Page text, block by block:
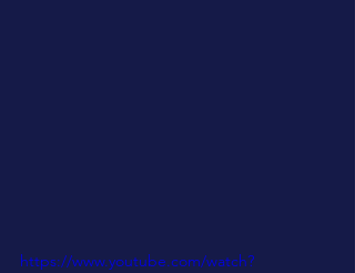
https://www.youtube.com/watch?